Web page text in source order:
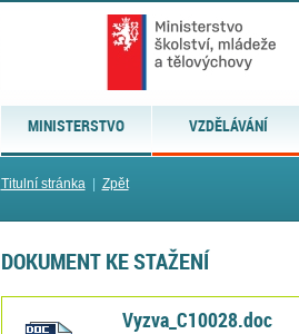
MINISTERSTVO VZDĚLÁVÁNÍ
Titulní stránka| Zpět
DOKUMENT KE STAŽENÍ
Vyzva_C10028.doc